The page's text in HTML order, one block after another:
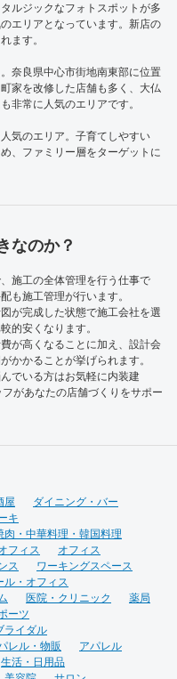
ルジックなフォトスポットが多
エリアとなっています。新店の
ます。
奈良県中心市街地南東部に位置
家を改修した店舗も多く、大仏
非常に人気のエリアです。
気のエリア。子育てしやすい
、ファミリー層をターゲットに
なのか？
施工の全体管理を行う仕事で
も施工管理が行います。
が完成した状態で施工会社を選
的安くなります。
が高くなることに加え、設計会
かかることが挙げられます。
でいる方はお気軽に内装建
があなたの店舗づくりをサポー
屋
ダイニング・バー
キ
肉・中華料理・韓国料理
フィス
オフィス
ス
ワーキングスペース
ル・オフィス
医院・クリニック
薬局
ーツ
ライダル
レル・物販
アパレル
生活・日用品